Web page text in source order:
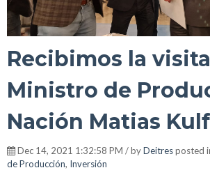
Recibimos la
Ministro de
Nación Matias
Dec 14, 2021 1:32:58 PM / byDeitresposted
de Producción, Inversión